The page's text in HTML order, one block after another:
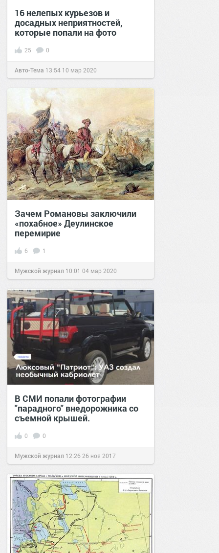
16 нелепых курьезов и
досадных неприятностей,
которые попали на фото
25 0
Авто-Тема 13:54 10 мар 2020
Зачем Романовы заключили
«похабное» Деулинское
перемирие
6 1
Мужской журнал 10:01 04 мар 2020
В СМИ попали фотографии
"парадного" внедорожника со
съемной крышей.
0 0
Мужской журнал 12:26 26 ноя 2017